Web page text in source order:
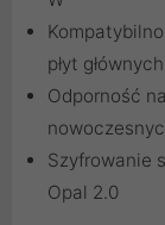
płyt głównych
Odporność
Szyfrowanie
Opal 2.0